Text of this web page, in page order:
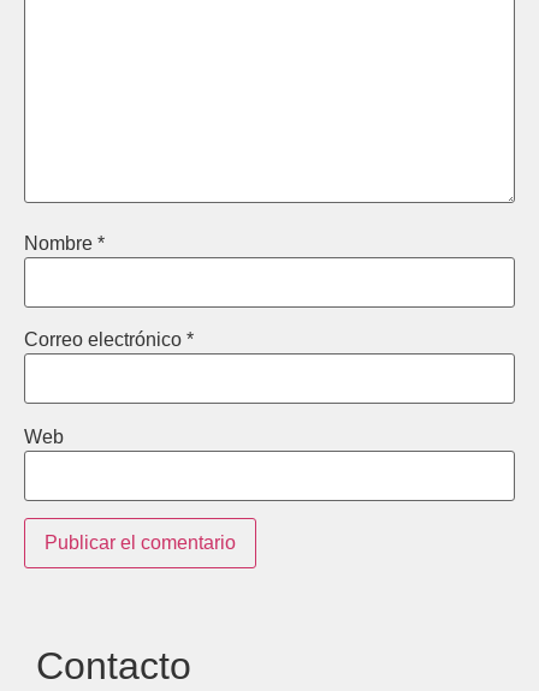
Nombre *
Correo electrónico *
Web
Contacto